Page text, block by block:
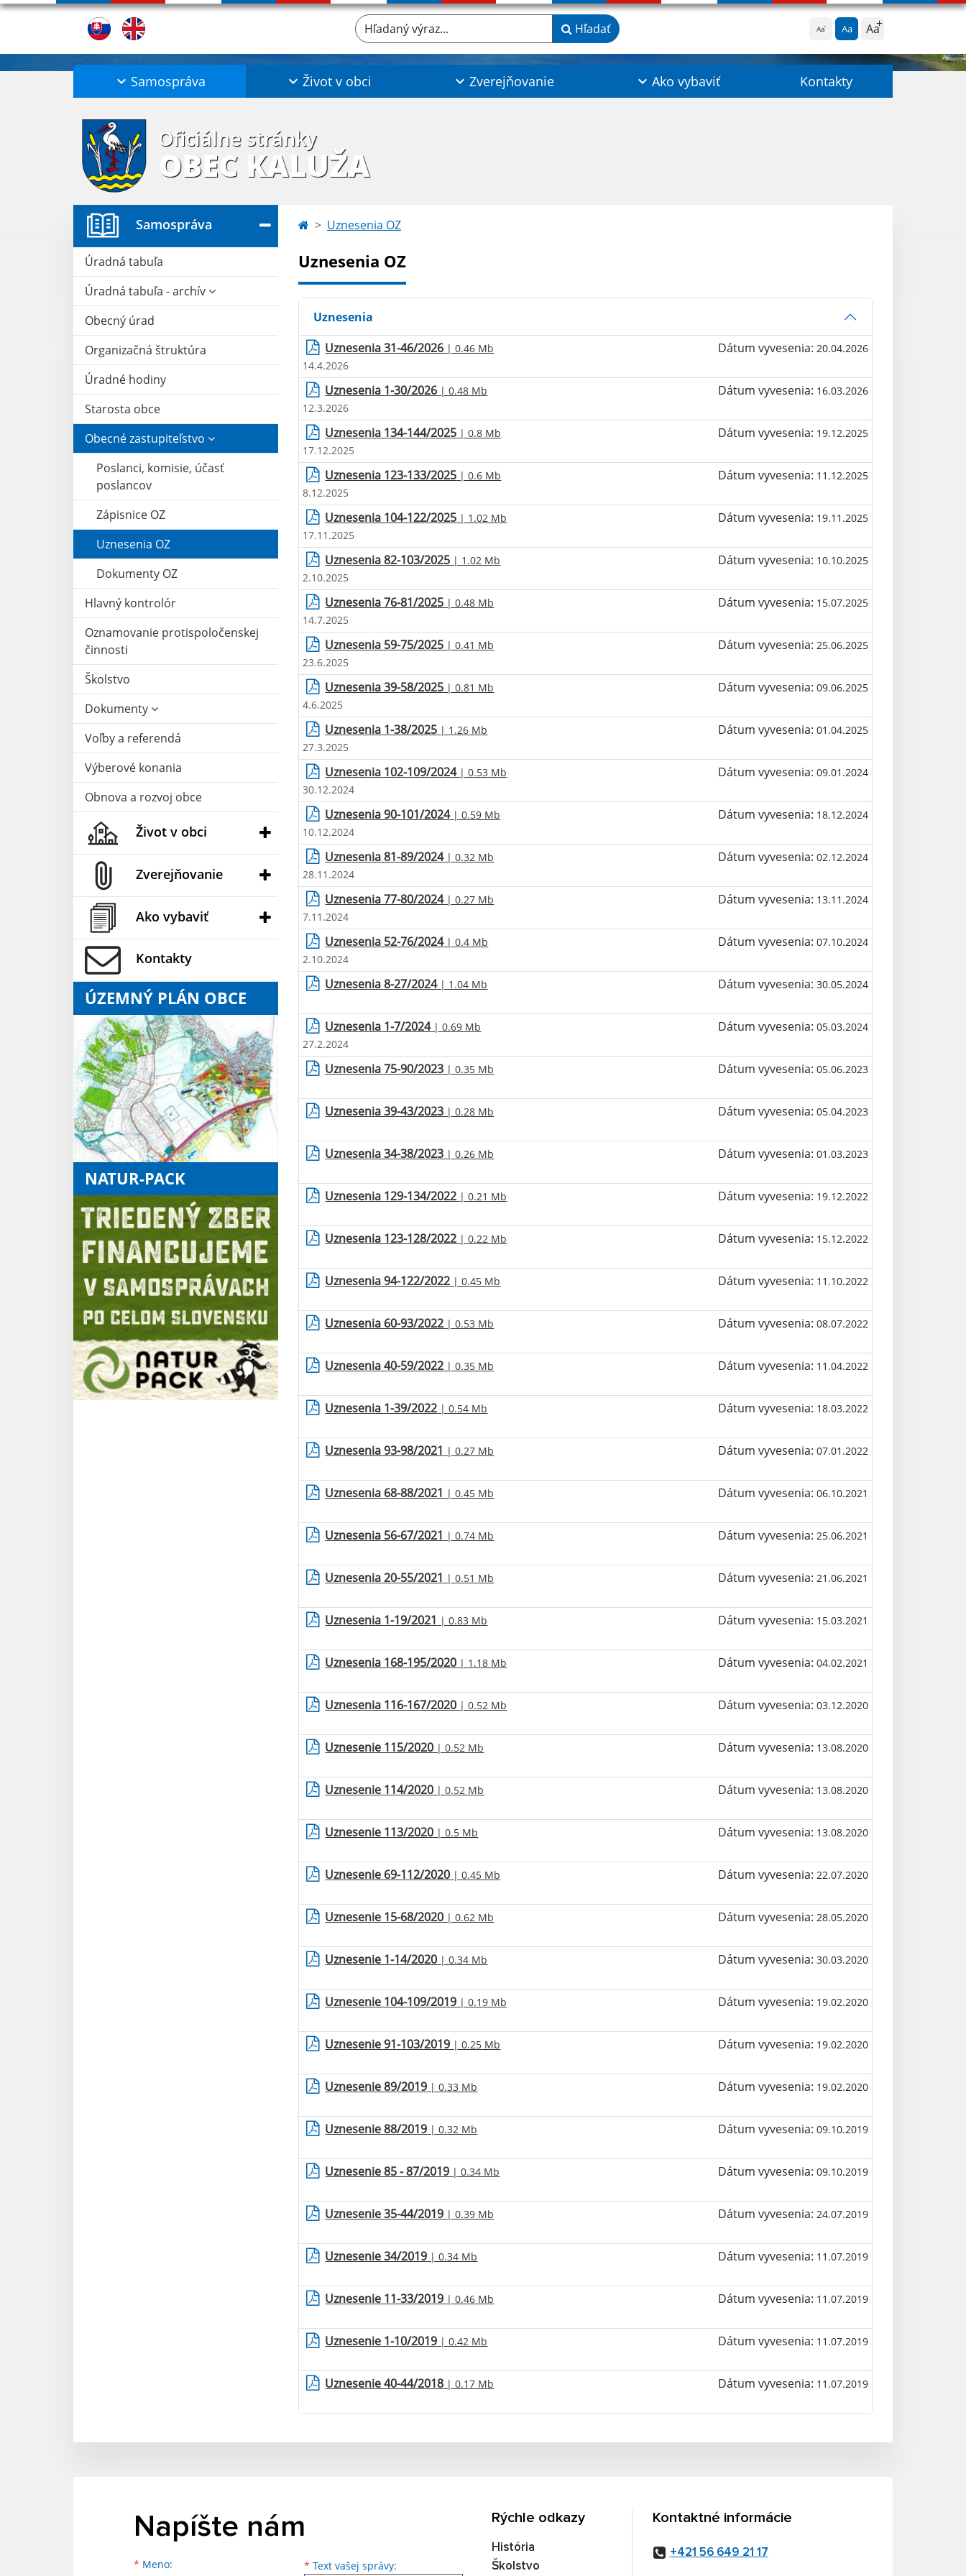
Aa Aa Aa
Hľadaný výraz... Hľadať
Samospráva Život v obci Zverejňovanie Ako vybaviť Kontakty
Oficiálne stránky
OBEC KALUŽA
Samospráva
Úradná tabuľa
Úradná tabuľa - archív
Obecný úrad
Organizačná štruktúra
Úradné hodiny
Starosta obce
Obecné zastupiteľstvo
Poslanci, komisie, účasť
poslancov
Zápisnice OZ
Uznesenia OZ
Dokumenty OZ
Hlavný kontrolór
Oznamovanie protispoločenskej
činnosti
Školstvo
Dokumenty
Voľby a referendá
Výberové konania
Obnova a rozvoj obce
Život v obci
Zverejňovanie
Ako vybaviť
Kontakty
ÚZEMNÝ PLÁN OBCE
NATUR-PACK
Uznesenia OZ
Uznesenia OZ
Uznesenia
Uznesenia 31-46/2026 | 0.46 Mb Dátum vyvesenia: 20.04.2026
14.4.2026
Uznesenia 1-30/2026 | 0.48 Mb Dátum vyvesenia: 16.03.2026
12.3.2026
Uznesenia 134-144/2025 | 0.8 Mb Dátum vyvesenia: 19.12.2025
17.12.2025
Uznesenia 123-133/2025 | 0.6 Mb Dátum vyvesenia: 11.12.2025
8.12.2025
Uznesenia 104-122/2025 | 1.02 Mb Dátum vyvesenia: 19.11.2025
17.11.2025
Uznesenia 82-103/2025 | 1.02 Mb Dátum vyvesenia: 10.10.2025
2.10.2025
Uznesenia 76-81/2025 | 0.48 Mb Dátum vyvesenia: 15.07.2025
14.7.2025
Uznesenia 59-75/2025 | 0.41 Mb Dátum vyvesenia: 25.06.2025
23.6.2025
Uznesenia 39-58/2025 | 0.81 Mb Dátum vyvesenia: 09.06.2025
4.6.2025
Uznesenia 1-38/2025 | 1.26 Mb Dátum vyvesenia: 01.04.2025
27.3.2025
Uznesenia 102-109/2024| 0.53 Mb Dátum vyvesenia: 09.01.2024
30.12.2024
Uznesenia 90-101/2024| 0.59 Mb Dátum vyvesenia: 18.12.2024
10.12.2024
Uznesenia 81-89/2024| 0.32 Mb Dátum vyvesenia: 02.12.2024
28.11.2024
Uznesenia 77-80/2024| 0.27 Mb Dátum vyvesenia: 13.11.2024
7.11.2024
Uznesenia 52-76/2024| 0.4 Mb Dátum vyvesenia: 07.10.2024
2.10.2024
Uznesenia 8-27/2024| 1.04 Mb Dátum vyvesenia: 30.05.2024
Uznesenia 1-7/2024| 0.69 Mb Dátum vyvesenia: 05.03.2024
27.2.2024
Uznesenia 75-90/2023 | 0.35 Mb Dátum vyvesenia: 05.06.2023
Uznesenia 39-43/2023 | 0.28 Mb Dátum vyvesenia: 05.04.2023
Uznesenia 34-38/2023 | 0.26 Mb Dátum vyvesenia: 01.03.2023
Uznesenia 129-134/2022 | 0.21 Mb Dátum vyvesenia: 19.12.2022
Uznesenia 123-128/2022 | 0.22 Mb Dátum vyvesenia: 15.12.2022
Uznesenia 94-122/2022 | 0.45 Mb Dátum vyvesenia: 11.10.2022
Uznesenia 60-93/2022 | 0.53 Mb Dátum vyvesenia: 08.07.2022
Uznesenia 40-59/2022 | 0.35 Mb Dátum vyvesenia: 11.04.2022
Uznesenia 1-39/2022 | 0.54 Mb Dátum vyvesenia: 18.03.2022
Uznesenia 93-98/2021 | 0.27 Mb Dátum vyvesenia: 07.01.2022
Uznesenia 68-88/2021 | 0.45 Mb Dátum vyvesenia: 06.10.2021
Uznesenia 56-67/2021 | 0.74 Mb Dátum vyvesenia: 25.06.2021
Uznesenia 20-55/2021 | 0.51 Mb Dátum vyvesenia: 21.06.2021
Uznesenia 1-19/2021 | 0.83 Mb Dátum vyvesenia: 15.03.2021
Uznesenia 168-195/2020 | 1.18 Mb Dátum vyvesenia: 04.02.2021
Uznesenia 116-167/2020 | 0.52 Mb Dátum vyvesenia: 03.12.2020
Uznesenie 115/2020 | 0.52 Mb Dátum vyvesenia: 13.08.2020
Uznesenie 114/2020 | 0.52 Mb Dátum vyvesenia: 13.08.2020
Uznesenie 113/2020 | 0.5 Mb Dátum vyvesenia: 13.08.2020
Uznesenie 69-112/2020 | 0.45 Mb Dátum vyvesenia: 22.07.2020
Uznesenie 15-68/2020 | 0.62 Mb Dátum vyvesenia: 28.05.2020
Uznesenie 1-14/2020 | 0.34 Mb Dátum vyvesenia: 30.03.2020
Uznesenie 104-109/2019 | 0.19 Mb Dátum vyvesenia: 19.02.2020
Uznesenie 91-103/2019 | 0.25 Mb Dátum vyvesenia: 19.02.2020
Uznesenie 89/2019 | 0.33 Mb Dátum vyvesenia: 19.02.2020
Uznesenie 88/2019 | 0.32 Mb Dátum vyvesenia: 09.10.2019
Uznesenie 85 - 87/2019 | 0.34 Mb Dátum vyvesenia: 09.10.2019
Uznesenie 35-44/2019 | 0.39 Mb Dátum vyvesenia: 24.07.2019
Uznesenie 34/2019 | 0.34 Mb Dátum vyvesenia: 11.07.2019
Uznesenie 11-33/2019 | 0.46 Mb Dátum vyvesenia: 11.07.2019
Uznesenie 1-10/2019 | 0.42 Mb Dátum vyvesenia: 11.07.2019
Uznesenie 40-44/2018 | 0.17 Mb Dátum vyvesenia: 11.07.2019
Napíšte nám
* Meno:
Meno
Priezvisko
E-mailová adresa * Text vašej správy: Text vašej správy...
Rýchle odkazy
História
Školstvo
Kontaktné informácie
+421 56 649 21 17